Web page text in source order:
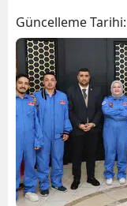
Güncelleme Tarihi: